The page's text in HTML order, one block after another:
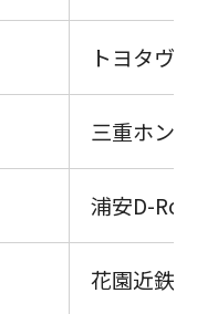
トヨタヴ
三重ホン
浦安D-
花園近鉄